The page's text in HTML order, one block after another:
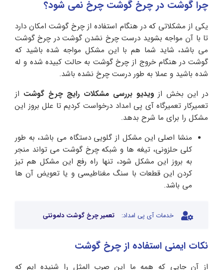
چرا گوشت در چرخ گوشت چرخ نمی شود؟
یکی از مشکلاتی که در هنگام استفاده از چرخ گوشت امکان دارد
تا با آن مواجه بشوید درست چرخ نشدن گوشت در چرخ گوشت
می باشد، شاید شما هم با این مشکل مواجه شده باشید که
گوشت در هنگام خروج از چرخ گوشت به حالت کبیده شده و له
شده باشید و عملا به طور درست چرخ نشده باشد.
در این بخش از ویدیو بررسی مشکلات رایج چرخ گوشت از
تعمیرکار تعمیرگاه آی پی امداد درخواست کردیم تا علل بروز این
مشکل را برای ما شرح بدهد.
منشا اصلی این مشکل از گلویی دستگاه می باشد، به طور
کلی حلزونی، تیغه ها و شبکه چرخ گوشت می تواند منجر
به بروز این مشکل شود، تنها راه رفع این مشکل هم تیز
کردن این قطعات با سنگ مغناطیسی و یا تعویض آن ها
می باشد.
خدمات آی پی امداد: تعمیر چرخ گوشت دلمونتی
نکات ایمنی استفاده از چرخ گوشت
از آن جایی که همه ما این صرب المثل را شنیده ایم که